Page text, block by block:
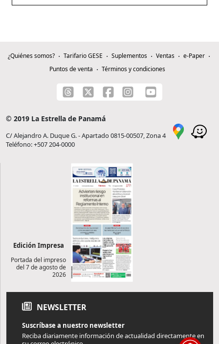
¿Quiénes somos? Tarifario GESE Suplementos Ventas
e-Paper
Puntos de venta
Términos y condiciones
© 2019 La Estrella de Panamá
C/ Alejandro A. Duque G. - Apartado 0815-00507, Zona 4
Teléfono: +507 204-0000
Edición Impresa
Portada del impreso
del 7 de agosto de
2026
NEWSLETTER
Suscríbase a nuestro newsletter
Reciba diariamente información de actualidad directamente en